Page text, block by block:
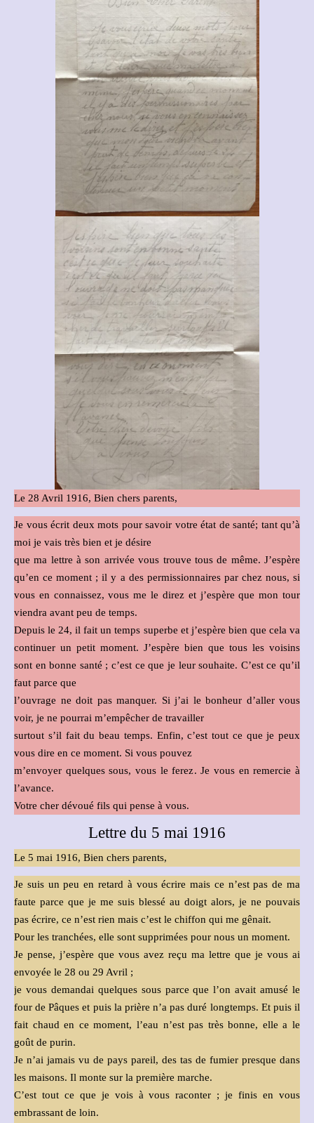
Le 28 Avril 1916, Bien chers parents,
Je vous écrit deux mots pour savoir votre état de santé; tant qu’à
moi je vais très bien et je désire
que ma lettre à son arrivée vous trouve tous de même. J’espère
qu’en ce moment ; il y a des permissionnaires par chez nous, si
vous en connaissez, vous me le direz et j’espère que mon tour
viendra avant peu de temps.
Depuis le 24, il fait un temps superbe et j’espère bien que cela va
continuer un petit moment. J’espère bien que tous les voisins
sont en bonne santé ; c’est ce que je leur souhaite. C’est ce qu’il
faut parce que
l’ouvrage ne doit pas manquer. Si j’ai le bonheur d’aller vous
voir, je ne pourrai m’empêcher de travailler
surtout s’il fait du beau temps. Enfin, c’est tout ce que je peux
vous dire en ce moment. Si vous pouvez
m’envoyer quelques sous, vous le ferez. Je vous en remercie à
l’avance.
Votre cher dévoué fils qui pense à vous.
Lettre du 5 mai 1916
Le 5 mai 1916, Bien chers parents,
Je suis un peu en retard à vous écrire mais ce n’est pas de ma
faute parce que je me suis blessé au doigt alors, je ne pouvais
pas écrire, ce n’est rien mais c’est le chiffon qui me gênait.
Pour les tranchées, elle sont supprimées pour nous un moment.
Je pense, j’espère que vous avez reçu ma lettre que je vous ai
envoyée le 28 ou 29 Avril ;
je vous demandai quelques sous parce que l’on avait amusé le
four de Pâques et puis la prière n’a pas duré longtemps. Et puis il
fait chaud en ce moment, l’eau n’est pas très bonne, elle a le
goût de purin.
Je n’ai jamais vu de pays pareil, des tas de fumier presque dans
les maisons. Il monte sur la première marche.
C’est tout ce que je vois à vous raconter ; je finis en vous
embrassant de loin.